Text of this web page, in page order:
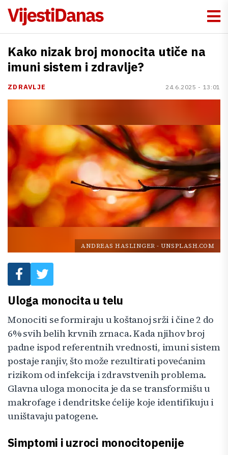
Kako nizak broj monocita utiče na
imuni sistem i zdravlje?
ZDRAVLJE 24.6.2025 - 13:01
ANDREAS HASLINGER - UNSPLASH.COM
Uloga monocita u telu
Monociti se formiraju u koštanoj srži i čine 2 do
6% svih belih krvnih zrnaca. Kada njihov broj
padne ispod referentnih vrednosti, imuni sistem
postaje ranjiv, što može rezultirati povećanim
rizikom od infekcija i zdravstvenih problema.
Glavna uloga monocita je da se transformišu u
makrofage i dendritske ćelije koje identifikuju i
uništavaju patogene.
Simptomi i uzroci monocitopenije